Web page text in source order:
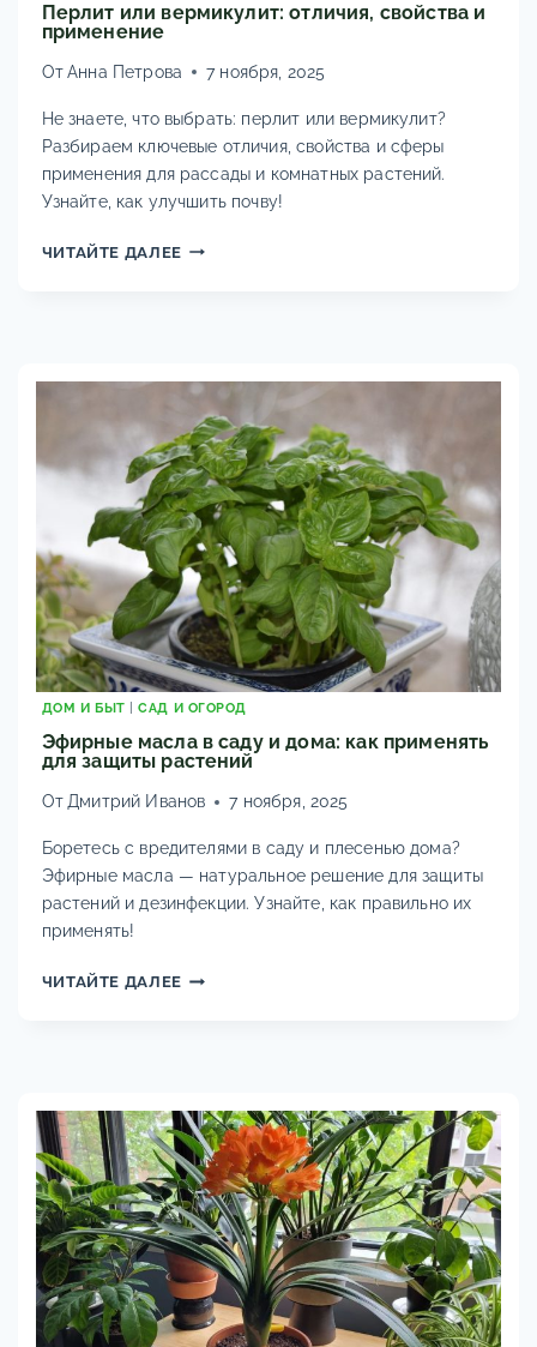
Перлит или вермикулит: отличия, свойства и
применение
ОтАнна Петрова 7 ноября, 2025
Не знаете, что выбрать: перлит или вермикулит?
Разбираем ключевые отличия, свойства и сферы
применения для рассады и комнатных растений.
Узнайте, как улучшить почву!
ЧИТАЙТЕ ДАЛЕЕПЕРЛИТ
ПРИМЕНЕНИЕ
ДОМ И БЫТ |САД И ОГОРОД
Эфирные масла в саду и дома: как применять
для защиты растений
ОтДмитрий Иванов 7 ноября, 2025
Боретесь с вредителями в саду и плесенью дома?
Эфирные масла — натуральное решение для защиты
растений и дезинфекции. Узнайте, как правильно их
применять!
ЧИТАЙТЕ ДАЛЕЕЭФИРНЫЕ
КАК
ПРИМЕНЯТЬ
ДЛЯ
ЗАЩИТЫ
РАСТЕНИЙ